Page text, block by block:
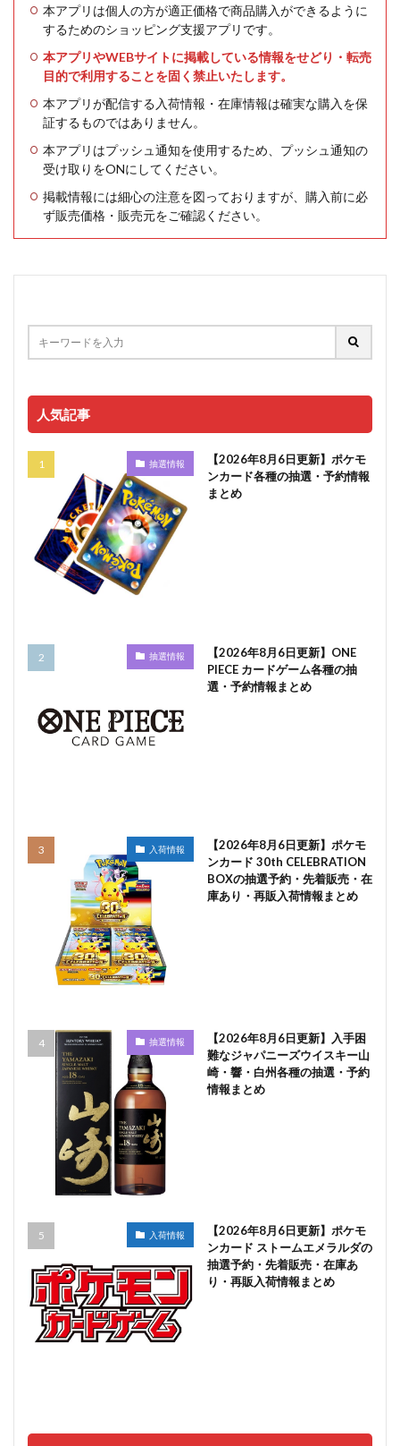
本アプリは個人の方が適正価格で商品購入ができるように
するためのショッピング支援アプリです。
本アプリやWEBサイトに掲載している情報をせどり・転売
目的で利用することを固く禁止いたします。
本アプリが配信する入荷情報・在庫情報は確実な購入を保
証するものではありません。
本アプリはプッシュ通知を使用するため、プッシュ通知の
受け取りをONにしてください。
掲載情報には細心の注意を図っておりますが、購入前に必
ず販売価格・販売元をご確認ください。
人気記事
抽選情報
【2026年8月6日更新】ポケモ
ンカード各種の抽選・予約情報
まとめ
抽選情報
【2026年8月6日更新】ONE
PIECE カードゲーム各種の抽
選・予約情報まとめ
入荷情報
【2026年8月6日更新】ポケモ
ンカード 30th CELEBRATION
BOXの抽選予約・先着販売・在
庫あり・再販入荷情報まとめ
抽選情報
【2026年8月6日更新】入手困
難なジャパニーズウイスキー山
崎・響・白州各種の抽選・予約
情報まとめ
入荷情報
【2026年8月6日更新】ポケモ
ンカード ストームエメラルダの
抽選予約・先着販売・在庫あ
り・再販入荷情報まとめ